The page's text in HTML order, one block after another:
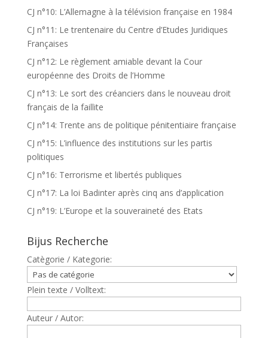
CJ n°10: L’Allemagne à la télévision française en 1984
CJ n°11: Le trentenaire du Centre d’Etudes Juridiques
Françaises
CJ n°12: Le règlement amiable devant la Cour
européenne des Droits de l’Homme
CJ n°13: Le sort des créanciers dans le nouveau droit
français de la faillite
CJ n°14: Trente ans de politique pénitentiaire française
CJ n°15: L’influence des institutions sur les partis
politiques
CJ n°16: Terrorisme et libertés publiques
CJ n°17: La loi Badinter après cinq ans d’application
CJ n°19: L’Europe et la souveraineté des Etats
Bijus Recherche
Catègorie / Kategorie:
Plein texte / Volltext:
Auteur / Autor: